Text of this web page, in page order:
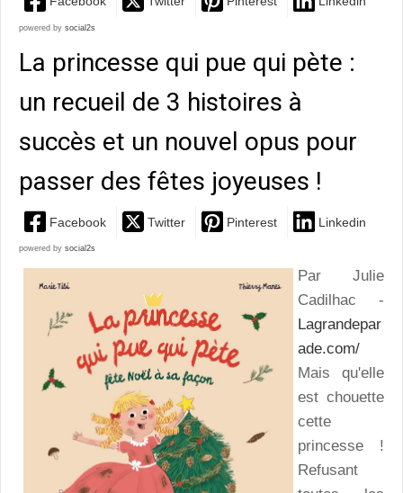
powered by social2s
La princesse qui pue qui pète :
un recueil de 3 histoires à
succès et un nouvel opus pour
passer des fêtes joyeuses !
Facebook Twitter Pinterest Linkedin
powered by social2s
Par Julie
Cadilhac -
Lagrandepar
ade.com/
Mais qu'elle
est chouette
cette
princesse !
Refusant